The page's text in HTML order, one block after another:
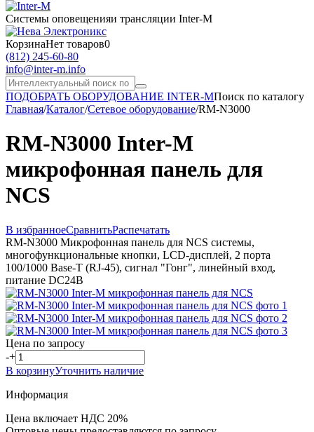
Системы оповещенияи трансляции Inter-M
КорзинаНет товаров0
(812) 245-60-80
info@inter-m.info
ПОДОБРАТЬ ОБОРУДОВАНИЕ INTER-MПоиск по каталогу
Главная/Каталог/Сетевое оборудование/RM-N3000
RM-N3000 Inter-M
микрофонная панель для
NCS
В избранноеСравнитьРаспечатать
RM-N3000 Микрофонная панель для NCS системы,
многофункциональные кнопки, LCD-дисплей, 2 порта
100/1000 Base-T (RJ-45), сигнал "Гонг", линейный вход,
питание DC24В
Цена по запросу
-+
В корзинуУточнить наличие
Информация
Цена включает НДС 20%